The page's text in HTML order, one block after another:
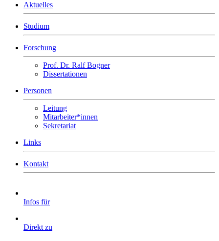
Aktuelles
Studium
Forschung
Prof. Dr. Ralf Bogner
Dissertationen
Personen
Leitung
Mitarbeiter*innen
Sekretariat
Links
Kontakt
Infos für
Direkt zu